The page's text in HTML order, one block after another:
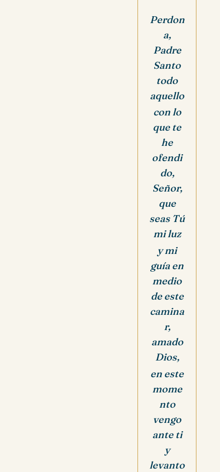
Perdon
a,
Padre
Santo
todo
aquello
con lo
que te
he
ofendi
do,
Señor,
que
seas Tú
mi luz
y mi
guía en
medio
de este
camina
r,
amado
Dios,
en este
mome
nto
vengo
ante ti
y
levanto